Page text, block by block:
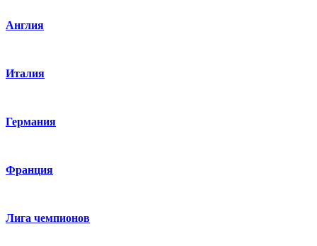
Англия
Италия
Германия
Франция
Лига чемпионов